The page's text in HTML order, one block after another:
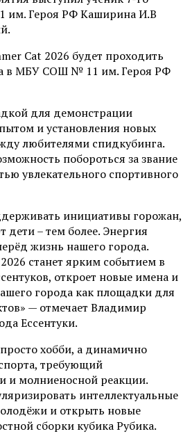
им. Героя РФ Каширина И.В
Cat 2026 будет проходить
в МБУ СОШ № 11 им. Героя РФ
для демонстрации
и установления новых
любителями спидкубинга.
побороться за звание
увлекательного спортивного
инициативы горожан,
дети – тем более. Энергия
жизнь нашего города.
станет ярким событием в
откроет новые имена и
города как площадки для
— отмечает Владимир
Ессентуки.
хобби, а динамично
требующий
и молниеносной реакции.
интеллектуальные
и открыть новые
сборки кубика Рубика.